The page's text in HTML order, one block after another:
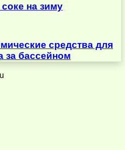
на зиму
средства для
за бассейном